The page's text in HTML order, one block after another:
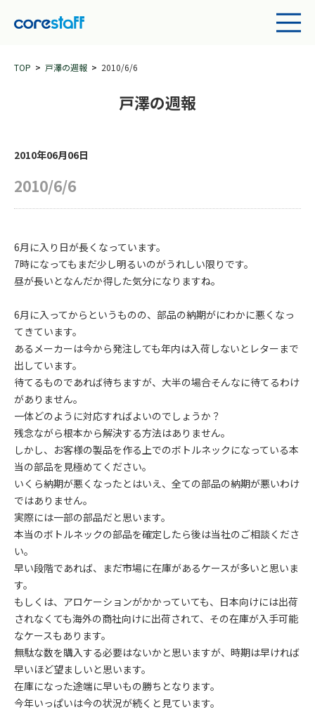
TOP 戸澤の週報 2010/6/6
戸澤の週報
2010年06月06日
2010/6/6
6月に入り日が長くなっています。
7時になってもまだ少し明るいのがうれしい限りです。
昼が長いとなんだか得した気分になりますね。
6月に入ってからというものの、部品の納期がにわかに悪くなっ
てきています。
あるメーカーは今から発注しても年内は入荷しないとレターまで
出しています。
待てるものであれば待ちますが、大半の場合そんなに待てるわけ
がありません。
一体どのように対応すればよいのでしょうか？
残念ながら根本から解決する方法はありません。
しかし、お客様の製品を作る上でのボトルネックになっている本
当の部品を見極めてください。
いくら納期が悪くなったとはいえ、全ての部品の納期が悪いわけ
ではありません。
実際には一部の部品だと思います。
本当のボトルネックの部品を確定したら後は当社のご相談くださ
い。
早い段階であれば、まだ市場に在庫があるケースが多いと思いま
す。
もしくは、アロケーションがかかっていても、日本向けには出荷
されなくても海外の商社向けに出荷されて、その在庫が入手可能
なケースもあります。
無駄な数を購入する必要はないかと思いますが、時期は早ければ
早いほど望ましいと思います。
在庫になった途端に早いもの勝ちとなります。
今年いっぱいは今の状況が続くと見ています。